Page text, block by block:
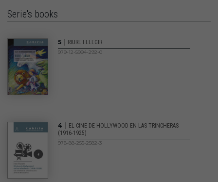
Serie's books
5 | RIURE I LLEGIR
979-12-5994-292-0
4 | EL CINE DE HOLLYWOOD EN LAS TRINCHERAS
(1916-1925)
978-88-255-2582-3